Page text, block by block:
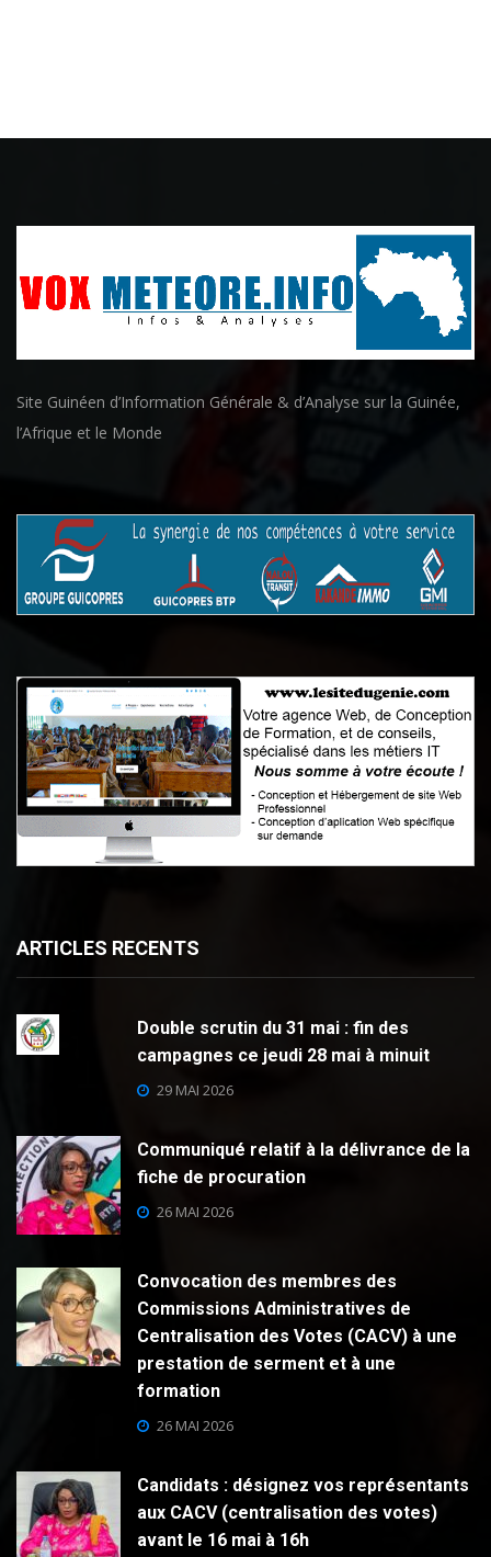
Site Guinéen d’Information Générale & d’Analyse sur la Guinée,
l’Afrique et le Monde
ARTICLES RECENTS
Double scrutin du 31 mai : fin des
campagnes ce jeudi 28 mai à minuit
29 MAI 2026
Communiqué relatif à la délivrance de la
fiche de procuration
26 MAI 2026
Convocation des membres des
Commissions Administratives de
Centralisation des Votes (CACV) à une
prestation de serment et à une
formation
26 MAI 2026
Candidats : désignez vos représentants
aux CACV (centralisation des votes)
avant le 16 mai à 16h